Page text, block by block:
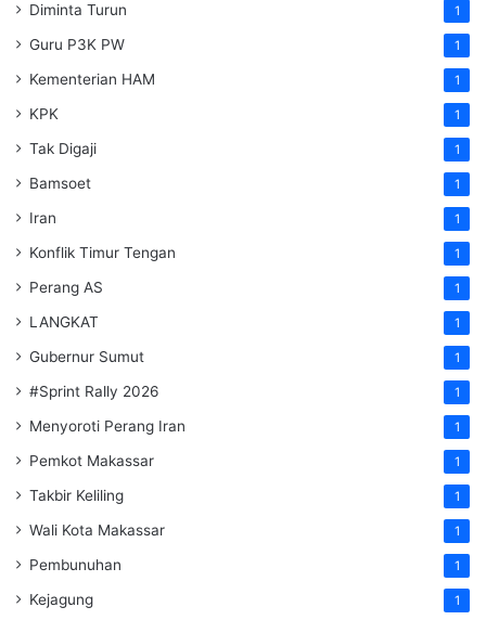
Diminta Turun 1
Guru P3K PW 1
Kementerian HAM 1
KPK 1
Tak Digaji 1
Bamsoet 1
Iran 1
Konflik Timur Tengan 1
Perang AS 1
LANGKAT 1
Gubernur Sumut 1
#Sprint Rally 2026 1
Menyoroti Perang Iran 1
Pemkot Makassar 1
Takbir Keliling 1
Wali Kota Makassar 1
Pembunuhan 1
Kejagung 1